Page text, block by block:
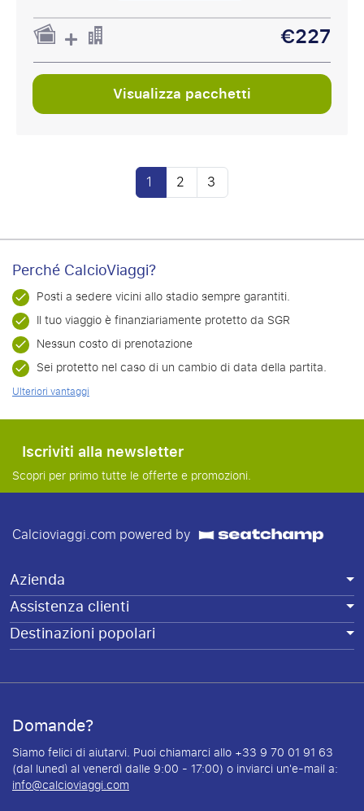
€227
Visualizza pacchetti
1 2 3
Perché CalcioViaggi?
Posti a sedere vicini allo stadio sempre garantiti.
Il tuo viaggio è finanziariamente protetto da SGR
Nessun costo di prenotazione
Sei protetto nel caso di un cambio di data della partita.
Ulteriori vantaggi
Iscriviti alla newsletter
Scopri per primo tutte le offerte e promozioni.
Calcioviaggi.com powered by
Azienda
Assistenza clienti
Destinazioni popolari
Domande?
Siamo felici di aiutarvi. Puoi chiamarci allo +33 9 70 01 91 63
(dal lunedì al venerdì dalle 9:00 - 17:00) o inviarci un'e-mail a:
info@calcioviaggi.com